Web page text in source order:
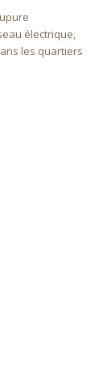
électrique,
les quartiers